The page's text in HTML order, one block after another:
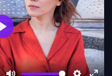
Play